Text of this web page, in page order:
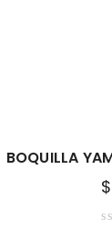
BOQUILLA
$